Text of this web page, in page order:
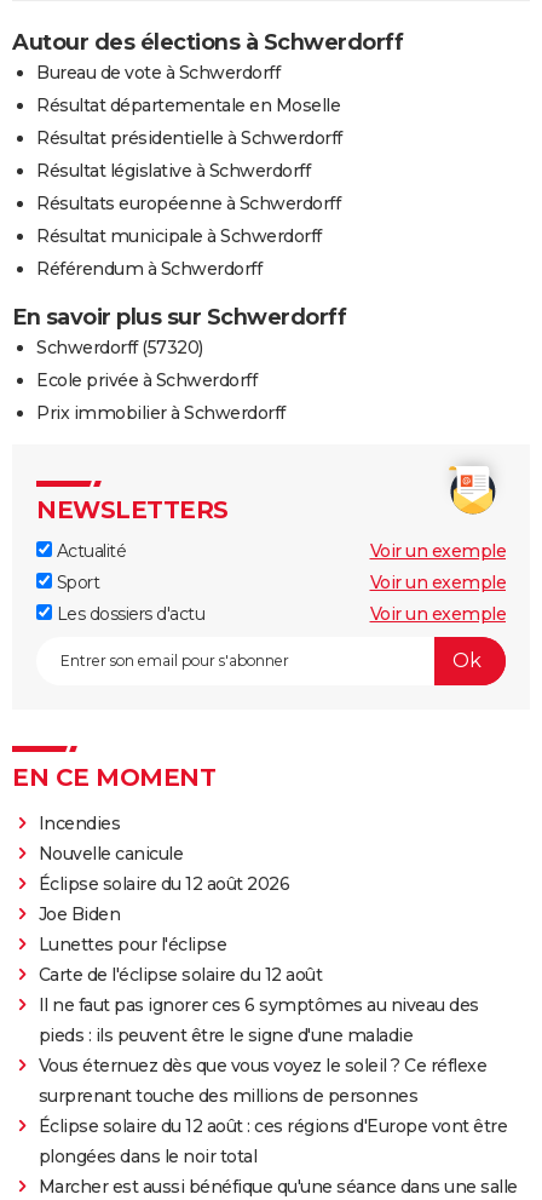
Autour des élections à Schwerdorff
Bureau de vote à Schwerdorff
Résultat départementale en Moselle
Résultat présidentielle à Schwerdorff
Résultat législative à Schwerdorff
Résultats européenne à Schwerdorff
Résultat municipale à Schwerdorff
Référendum à Schwerdorff
En savoir plus sur Schwerdorff
Schwerdorff (57320)
Ecole privée à Schwerdorff
Prix immobilier à Schwerdorff
NEWSLETTERS
Actualité
Voir un exemple
Sport
Voir un exemple
Les dossiers d'actu
Voir un exemple
EN CE MOMENT
Incendies
Nouvelle canicule
Éclipse solaire du 12 août 2026
Joe Biden
Lunettes pour l'éclipse
Carte de l'éclipse solaire du 12 août
Il ne faut pas ignorer ces 6 symptômes au niveau des
pieds : ils peuvent être le signe d'une maladie
Vous éternuez dès que vous voyez le soleil ? Ce réflexe
surprenant touche des millions de personnes
Éclipse solaire du 12 août : ces régions d'Europe vont être
plongées dans le noir total
Marcher est aussi bénéfique qu'une séance dans une salle